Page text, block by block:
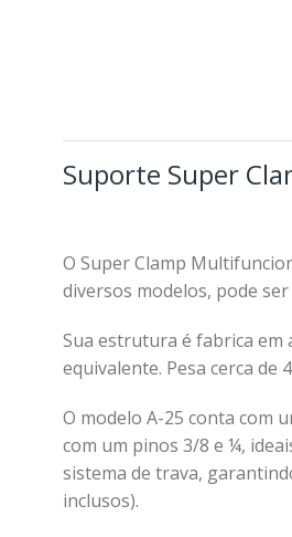
Suporte Super
O Super Clamp
diversos modelos, pode
Sua estrutura é fabrica em
equivalente. Pesa cerca de
O modelo A-25 conta com
com um pinos 3/8 e ¼,
sistema de trava,
inclusos).